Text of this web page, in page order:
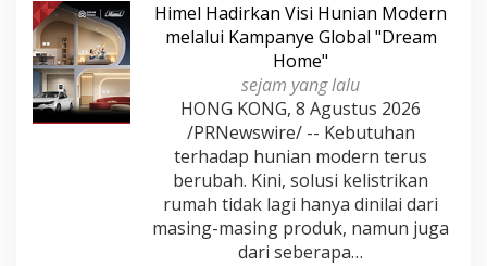
Himel Hadirkan Visi Hunian Modern
melalui Kampanye Global "Dream
Home"
sejam yang lalu
HONG KONG, 8 Agustus 2026
/PRNewswire/ -- Kebutuhan
terhadap hunian modern terus
berubah. Kini, solusi kelistrikan
rumah tidak lagi hanya dinilai dari
masing-masing produk, namun juga
dari seberapa…